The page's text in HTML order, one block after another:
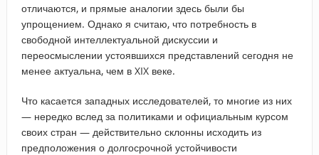
отличаются, и прямые аналогии здесь были бы
упрощением. Однако я считаю, что потребность в
свободной интеллектуальной дискуссии и
переосмыслении устоявшихся представлений сегодня не
менее актуальна, чем в XIX веке.
Что касается западных исследователей, то многие из них
— нередко вслед за политиками и официальным курсом
своих стран — действительно склонны исходить из
предположения о долгосрочной устойчивости